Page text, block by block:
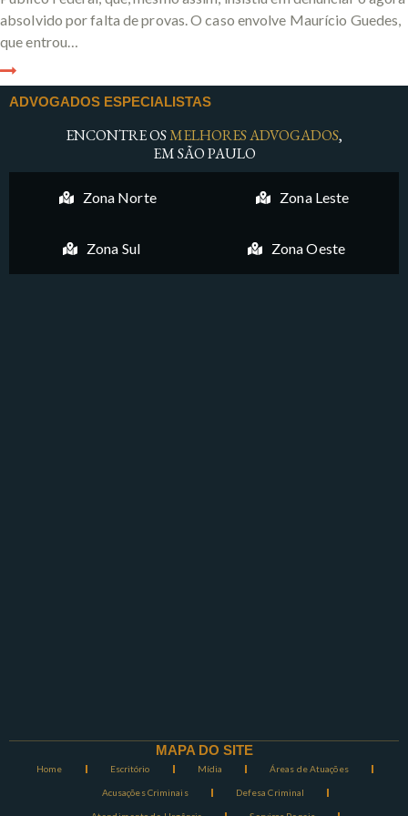
absolvido por falta de provas. O caso envolve Maurício Guedes,
que entrou…
ADVOGADOS ESPECIALISTAS
ENCONTRE OSMELHORES ADVOGADOS,
EM SÃO PAULO
Zona Norte Zona Leste
Zona Sul Zona Oeste
MAPA DO SITE
Home Escritório Mídia Áreas de Atuações
Acusações Criminais Defesa Criminal